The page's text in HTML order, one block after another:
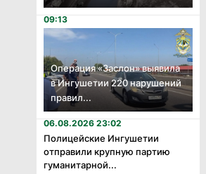
09:13
Операция «Заслон» выявила
в Ингушетии 220 нарушений
правил...
06.08.2026 23:02
Полицейские Ингушетии
отправили крупную партию
гуманитарной...